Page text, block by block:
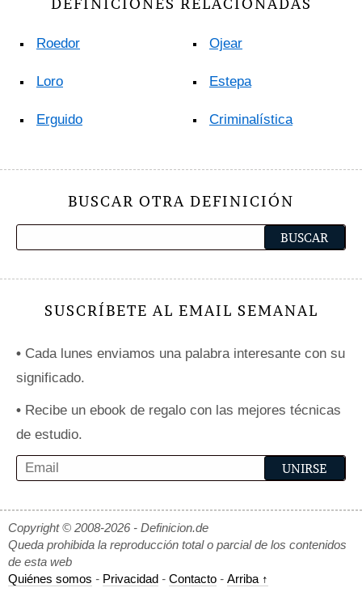
DEFINICIONES RELACIONADAS
Roedor
Loro
Erguido
Ojear
Estepa
Criminalística
BUSCAR OTRA DEFINICIÓN
SUSCRÍBETE AL EMAIL SEMANAL
• Cada lunes enviamos una palabra interesante con su
significado.
• Recibe un ebook de regalo con las mejores técnicas
de estudio.
Copyright © 2008-2026 - Definicion.de
Queda prohibida la reproducción total o parcial de los contenidos
de esta web
Quiénes somos - Privacidad - Contacto - Arriba ↑